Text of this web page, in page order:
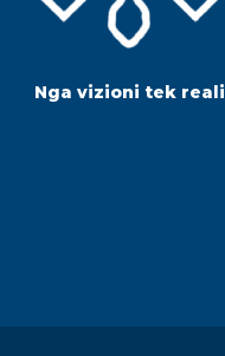
Nga vizioni tek